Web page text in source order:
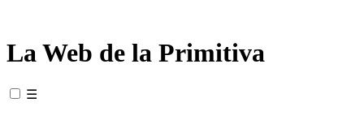
La Web de la Primitiva
☰